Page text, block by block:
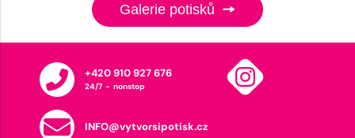
Galerie potisků
+420 910 927 676
24/7 - nonstop
INFO@vytvorsipotisk.cz